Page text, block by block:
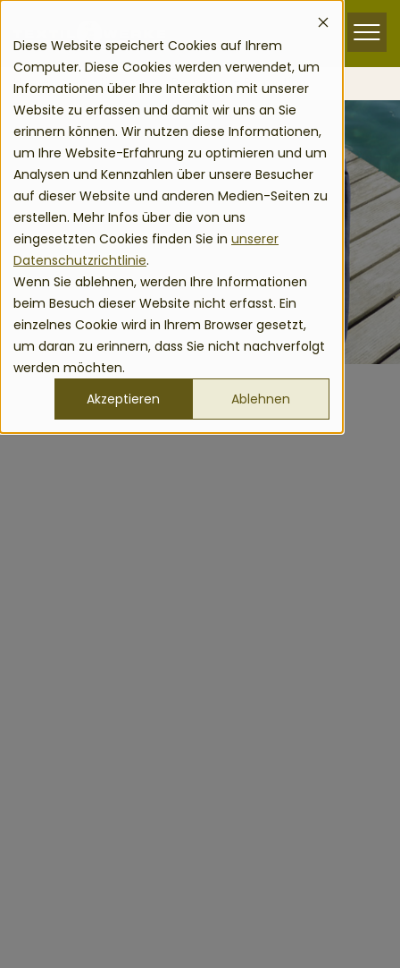
Diese Website speichert Cookies auf Ihrem
Computer. Diese Cookies werden verwendet, um
Informationen über Ihre Interaktion mit unserer
Website zu erfassen und damit wir uns an Sie
erinnern können. Wir nutzen diese Informationen,
um Ihre Website-Erfahrung zu optimieren und um
Analysen und Kennzahlen über unsere Besucher
auf dieser Website und anderen Medien-Seiten zu
erstellen. Mehr Infos über die von uns
eingesetzten Cookies finden Sie in unserer
Datenschutzrichtlinie.
Wenn Sie ablehnen, werden Ihre Informationen
beim Besuch dieser Website nicht erfasst. Ein
einzelnes Cookie wird in Ihrem Browser gesetzt,
um daran zu erinnern, dass Sie nicht nachverfolgt
werden möchten.
Akzeptieren
Ablehnen
Menu
Home Sortiment Bespoken - Promotion